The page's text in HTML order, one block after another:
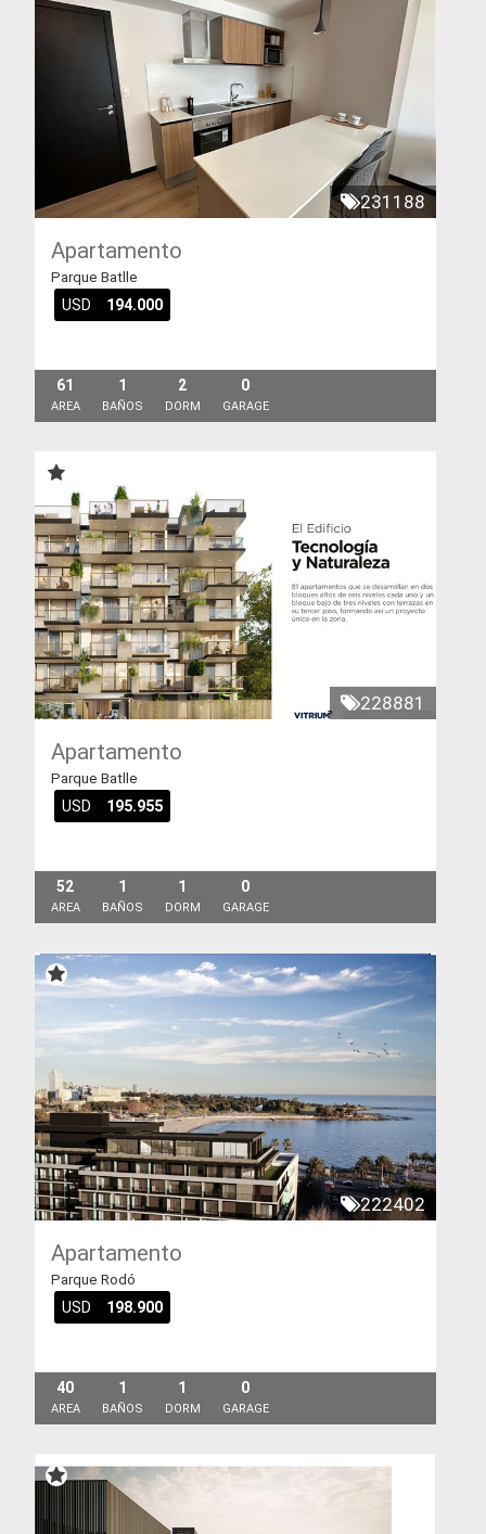
231188
Apartamento
Parque Batlle
USD 194.000
61
AREA
1
BAÑOS
2
DORM
0
GARAGE
228881
Apartamento
Parque Batlle
USD 195.955
52
AREA
1
BAÑOS
1
DORM
0
GARAGE
222402
Apartamento
Parque Rodó
USD 198.900
40
AREA
1
BAÑOS
1
DORM
0
GARAGE